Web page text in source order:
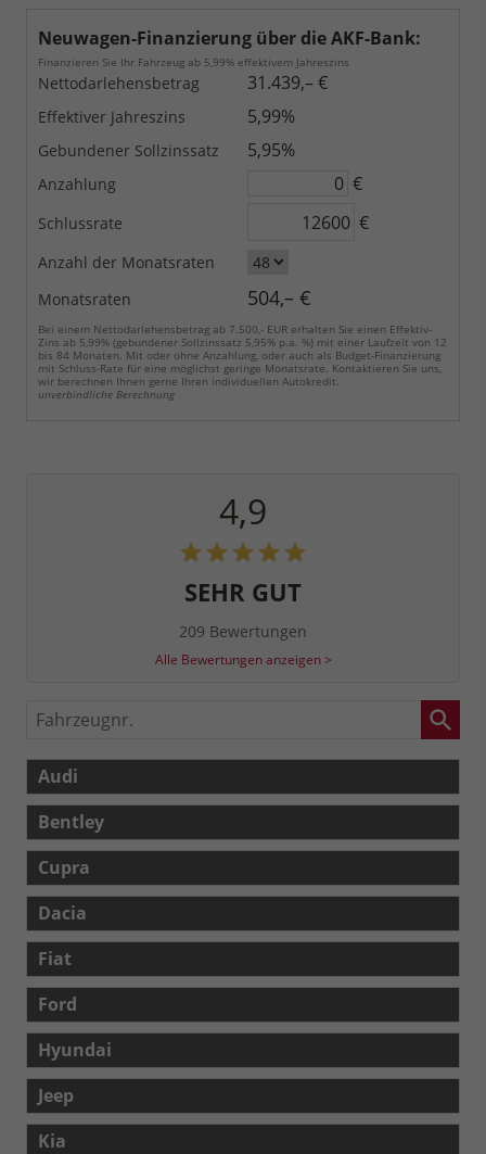
Neuwagen-Finanzierung über die AKF-Bank:
Finanzieren Sie Ihr Fahrzeug ab 5,99% effektivem Jahreszins
Nettodarlehensbetrag 31.439,– €
Effektiver Jahreszins 5,99%
Gebundener Sollzinssatz 5,95%
Anzahlung €
Schlussrate €
Anzahl der Monatsraten
Monatsraten
504,– €
Bei einem Nettodarlehensbetrag ab 7.500,- EUR erhalten Sie einen Effektiv-
Zins ab 5,99% (gebundener Sollzinssatz 5,95% p.a. %) mit einer Laufzeit von 12
bis 84 Monaten. Mit oder ohne Anzahlung, oder auch als Budget-Finanzierung
mit Schluss-Rate für eine möglichst geringe Monatsrate. Kontaktieren Sie uns,
wir berechnen Ihnen gerne Ihren individuellen Autokredit.
unverbindliche Berechnung
4,9
SEHR GUT
209 Bewertungen
Alle Bewertungen anzeigen >
Fahrzeugnr.
Audi
Bentley
Cupra
Dacia
Fiat
Ford
Hyundai
Jeep
Kia